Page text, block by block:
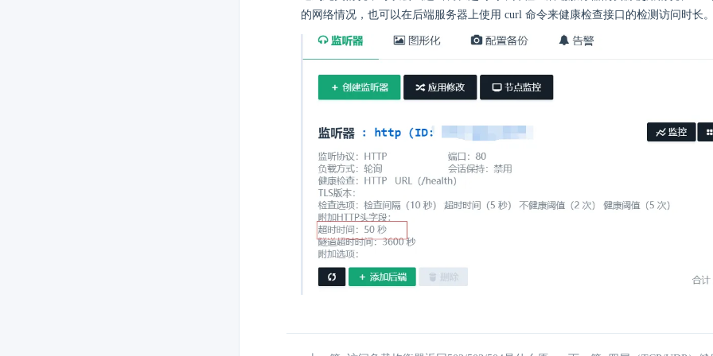
的网络情况，也可以在后端服务器上使用 curl 命令来健康检查接口的检测访问时长